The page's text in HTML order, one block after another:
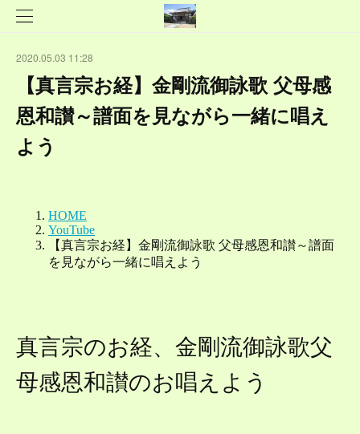
2020.05.03 11:28
【真言宗お経】金剛流御詠歌 父母感
恩和讃～譜面を見ながら一緒に唱え
よう
真言宗のお経、金剛流御詠歌父
母感恩和讃のお唱えよう